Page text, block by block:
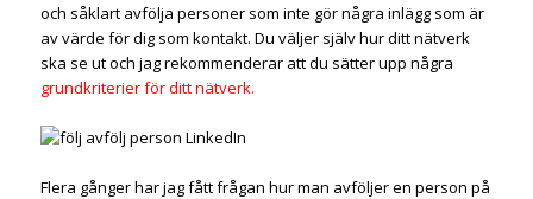
och såklart avfölja personer som inte gör några inlägg som är
av värde för dig som kontakt. Du väljer själv hur ditt nätverk
ska se ut och jag rekommenderar att du sätter upp några
grundkriterier för ditt nätverk.
Flera gånger har jag fått frågan hur man avföljer en person på